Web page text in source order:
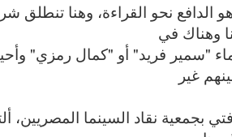
نحو القراءة، وهنا تنطلق
وهناك في
"سمير فريد" أو "كمال رمزي"
غير
بجمعية نقاد السينما المصريين،